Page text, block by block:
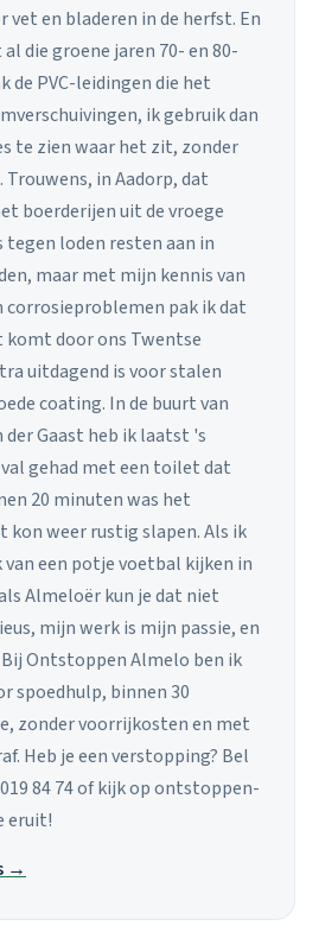
en bladeren in de herfst. En
die groene jaren 70- en 80-
de PVC-leidingen die het
ik gebruik dan
te zien waar het zit, zonder
in Aadorp, dat
boerderijen uit de vroege
tegen loden resten aan in
maar met mijn kennis van
corrosieproblemen pak ik dat
komt door ons Twentse
uitdagend is voor stalen
coating. In de buurt van
Gaast heb ik laatst 's
gehad met een toilet dat
20 minuten was het
kon weer rustig slapen. Als ik
een potje voetbal kijken in
Almeloër kun je dat niet
mijn werk is mijn passie, en
Ontstoppen Almelo ben ik
spoedhulp, binnen 30
zonder voorrijkosten en met
Heb je een verstopping? Bel
84 74 of kijk op ontstoppen-
eruit!
→